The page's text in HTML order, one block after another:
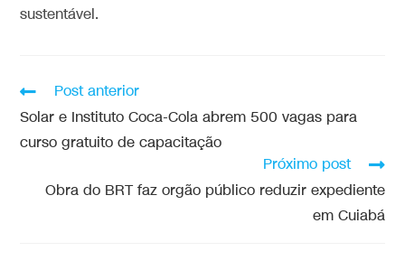
sustentável.
Post anterior
Solar e Instituto Coca-Cola abrem 500 vagas para
curso gratuito de capacitação
Próximo post
Obra do BRT faz orgão público reduzir expediente
em Cuiabá